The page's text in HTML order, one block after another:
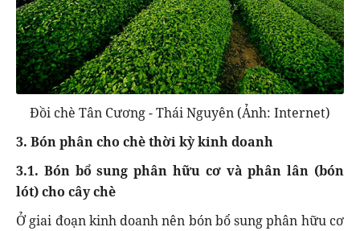
Đồi chè Tân Cương - Thái Nguyên (Ảnh: Internet)
3. Bón phân cho chè thời kỳ kinh doanh
3.1. Bón bổ sung phân hữu cơ và phân lân (bón
lót) cho cây chè
Ở giai đoạn kinh doanh nên bón bổ sung phân hữu cơ